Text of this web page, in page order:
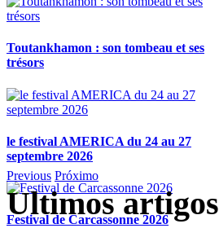
Toutankhamon : son tombeau et ses
trésors
le festival AMERICA du 24 au 27
septembre 2026
Festival de Carcassonne 2026
Previous Próximo
Ultimos artigos